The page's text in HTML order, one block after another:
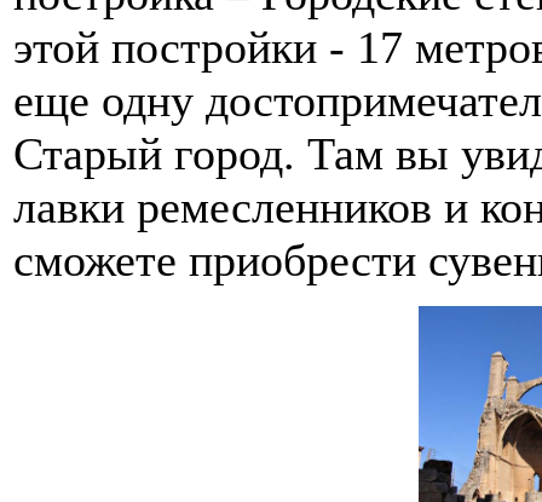
этой постройки - 17
еще одну
Старый город. Там вы
лавки ремесленников и
сможете приобрести